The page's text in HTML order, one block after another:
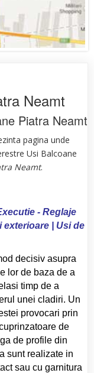
Neamt
Piatra Neamt
pagina unde
Usi Balcoane
Neamt.
- Reglaje
exterioare | Usi de
decisiv asupra
lor de baza de a
timp de a
unei cladiri. Un
provocari prin
de
de profile din
sunt realizate in
sau cu garnitura